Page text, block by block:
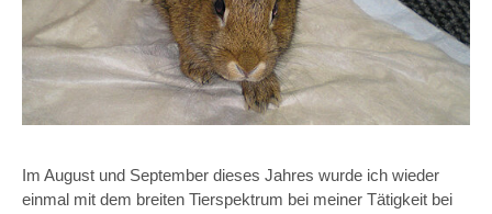
Im August und September dieses Jahres wurde ich wieder
einmal mit dem breiten Tierspektrum bei meiner Tätigkeit bei